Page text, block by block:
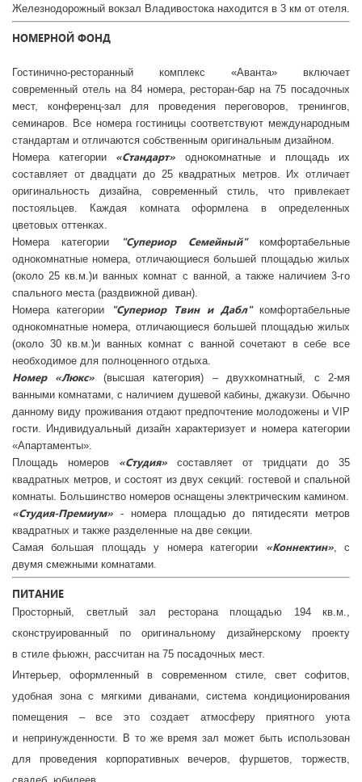
Железнодорожный вокзал Владивостока находится в 3 км от отеля.
НОМЕРНОЙ ФОНД
Гостинично-ресторанный комплекс «Аванта» включает
современный отель на 84 номера, ресторан-бар на 75 посадочных
мест, конференц-зал для проведения переговоров, тренингов,
семинаров. Все номера гостиницы соответствуют международным
стандартам и отличаются собственным оригинальным дизайном.
Номера категории «Стандарт» однокомнатные и площадь их
составляет от двадцати до 25 квадратных метров. Их отличает
оригинальность дизайна, современный стиль, что привлекает
постояльцев. Каждая комната оформлена в определенных
цветовых оттенках.
Номера категории
"Супериор Семейный"комфортабельные
однокомнатные номера, отличающиеся большей площадью жилых
(около 25 кв.м.)и ванных комнат с ванной, а также наличием 3-го
спального места (раздвижной диван).
Номера категории
"Cупериор Твин и Дабл"комфортабельные
однокомнатные номера, отличающиеся большей площадью жилых
(около 30 кв.м.)и ванных комнат c ванной сочетают в себе все
необходимое для полноценного отдыха.
Номер «Люкс» (высшая категория) – двухкомнатный, с 2-мя
ванными комнатами, с наличием душевой кабины, джакузи. Обычно
данному виду проживания отдают предпочтение молодожены и VIP
гости. Индивидуальный дизайн характеризует и номера категории
«Апартаменты».
Площадь номеров «Студия» составляет от тридцати до 35
квадратных метров, и состоят из двух секций: гостевой и спальной
комнаты. Большинство номеров оснащены электрическим камином.
«Студия-Премиум» - номера площадью до пятидесяти метров
квадратных и также разделенные на две секции.
Самая большая площадь у номера категории «Коннектин», с
двумя смежными комнатами.
ПИТАНИЕ
Просторный, светлый зал ресторана площадью 194 кв.м.,
сконструированный по оригинальному дизайнерскому проекту
в стиле фьюжн, рассчитан на 75 посадочных мест.
Интерьер, оформленный в современном стиле, свет софитов,
удобная зона с мягкими диванами, система кондиционирования
помещения – все это создает атмосферу приятного уюта
и непринужденности. В то же время зал может быть использован
для проведения корпоративных вечеров, фуршетов, торжеств,